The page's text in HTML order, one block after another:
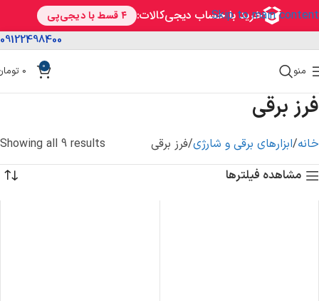
Skip to main content
09122498400
منو 0
0
فرز برقی
خانه ابزارهای برقی و شارژی فرز برقی
Showing all 9 results
مشاهده فیلترها